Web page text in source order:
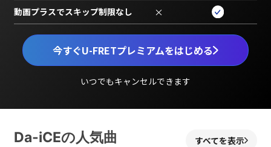
今すぐU-FRETプレミアムをはじめる
いつでもキャンセルできます
動画プラスでスキップ制限なし ×
Da-iCEの人気曲 すべてを表示